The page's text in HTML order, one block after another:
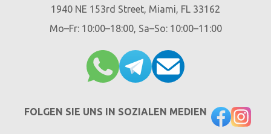
1940 NE 153rd Street, Miami, FL 33162
Mo–Fr: 10:00–18:00, Sa–So: 10:00–11:00
FOLGEN SIE UNS IN SOZIALEN MEDIEN